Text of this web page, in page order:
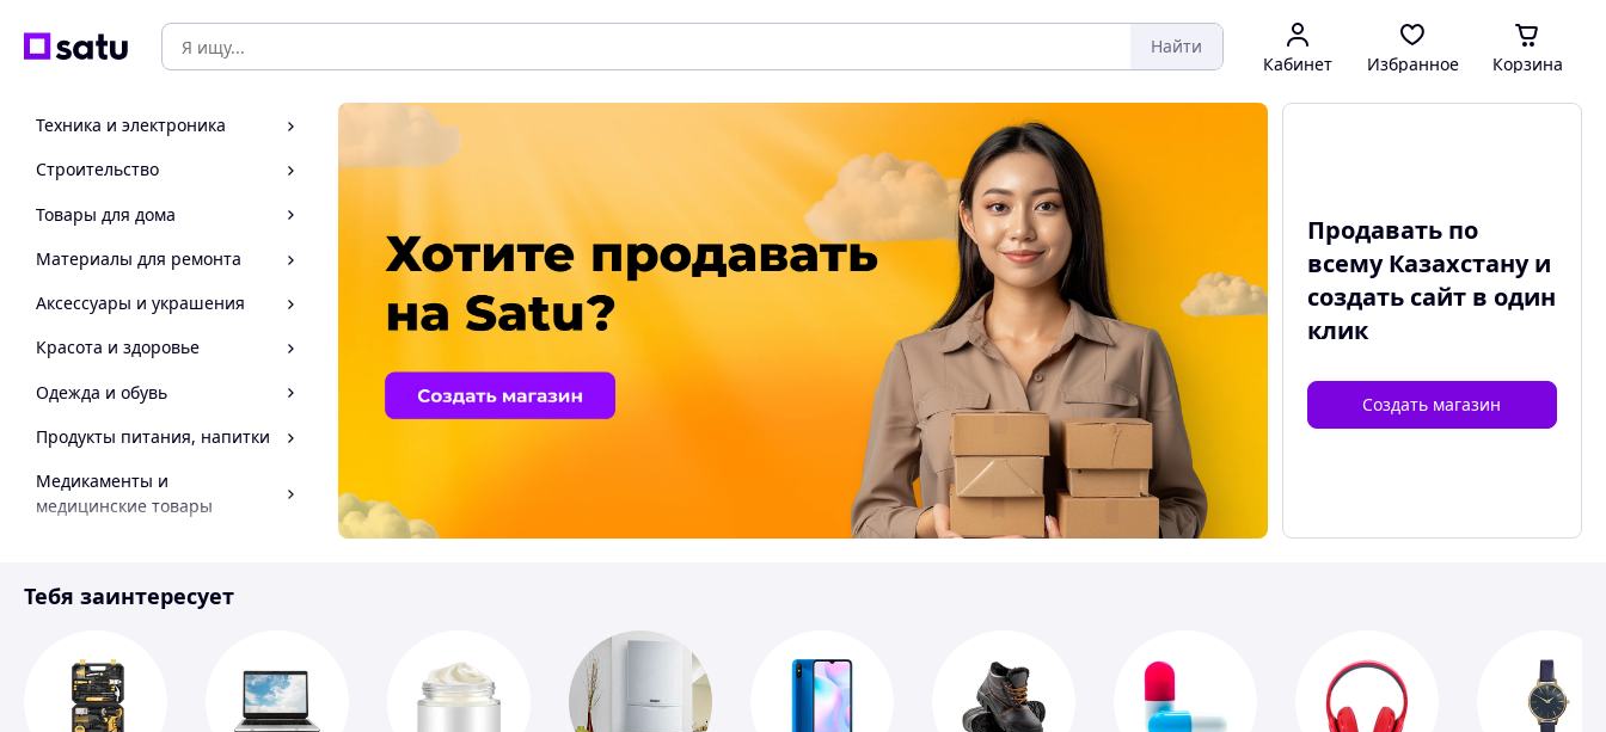
Найти
Кабинет Избранное Корзина
Техника и электроника
Строительство
Товары для дома
Материалы для ремонта
Аксессуары и украшения
Красота и здоровье
Одежда и обувь
Продукты питания, напитки
Медикаменты и
медицинские товары
Инструмент
Продавать по
всему Казахстану и
создать сайтв один
клик
Создать магазин
Тебя заинтересует